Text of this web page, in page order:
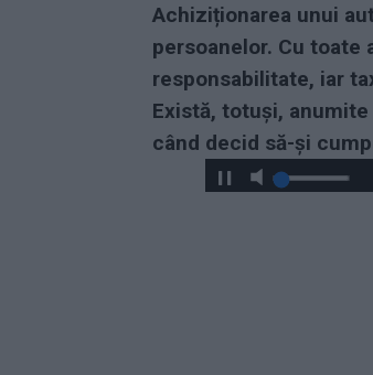
Achiziționarea unui
persoanelor. Cu toate
responsabilitate, iar
Există, totuși,
când decid să-și